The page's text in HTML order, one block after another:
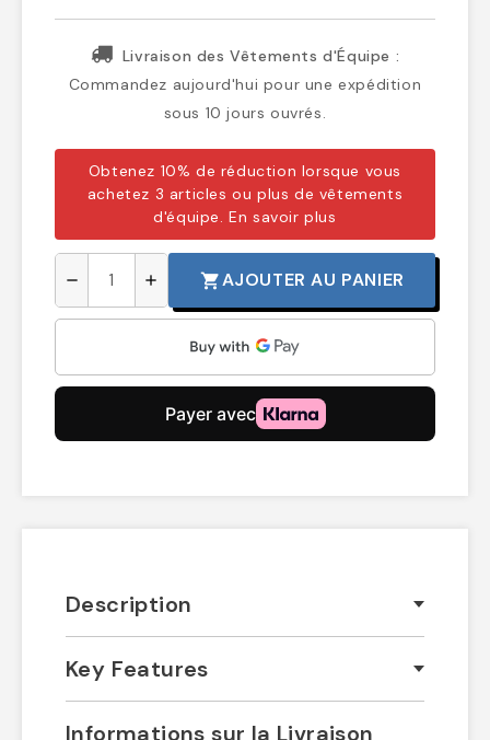
Livraison des Vêtements d'Équipe :
Commandez aujourd'hui pour une expédition
sous 10 jours ouvrés.
Obtenez 10% de réduction lorsque vous
achetez 3 articles ou plus de vêtements
d'équipe.En savoir plus
remove add shopping_cartAJOUTER AU PANIER
Description
Key Features
Informations sur la Livraison